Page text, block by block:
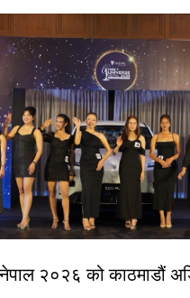
नेपाल २०२६ को काठमाडौं